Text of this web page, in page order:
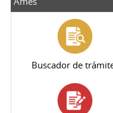
Buscador de